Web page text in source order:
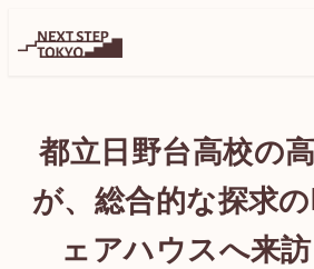
都立日野台高校の
が、総合的な探求
ェアハウスへ来